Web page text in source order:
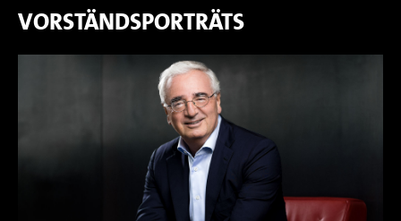
VORSTÄNDSPORTRÄTS